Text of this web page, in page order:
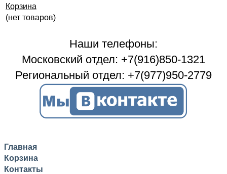
Корзина
(нет товаров)
Наши телефоны:
Московский отдел: +7(916)850-1321
Региональный отдел: +7(977)950-2779
Главная
Корзина
Контакты